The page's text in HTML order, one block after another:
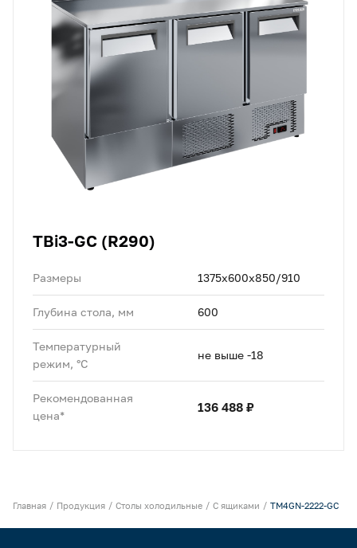
TBi3-GC (R290)
Размеры 1375х600х850/910
Глубина стола, мм 600
Температурный
режим, °C
не выше -18
Рекомендованная
цена*
136 488 ₽
Главная Продукция Столы холодильные С ящиками TM4GN-2222-GС